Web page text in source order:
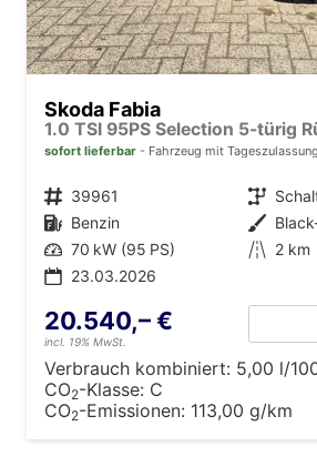
Skoda Fabia
sofort lieferbar Fahrzeug mit Tageszulassung
Fahrzeugnr. 39961 Getriebe
Kraftstoff Benzin Außenfarbe
Leistung 70 kW (95 PS) Kilometerstand 2 km
23.03.2026
20.540,– €
incl. 19% MwSt.
Verbrauch kombiniert: 5,00 l/
CO2-Klasse: C
CO2-Emissionen: 113,00 g/km